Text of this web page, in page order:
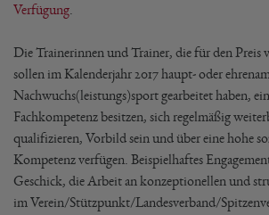
Verfügung
Die Trainerinnen und Trainer, die für den Preis
sollen im Kalenderjahr 2017 haupt- oder
Nachwuchs(leistungs)sport gearbeitet haben,
Fachkompetenz besitzen, sich regelmäßig
qualifizieren, Vorbild sein und über eine hohe
Kompetenz verfügen. Beispielhaftes
Geschick, die Arbeit an konzeptionellen und
im Verein/Stützpunkt/Landesverband/